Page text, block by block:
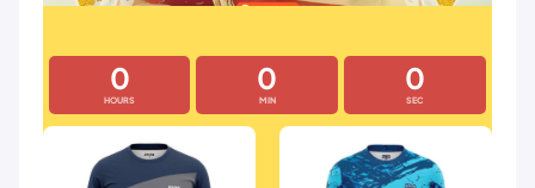
0
HOURS
0
MIN
0
SEC